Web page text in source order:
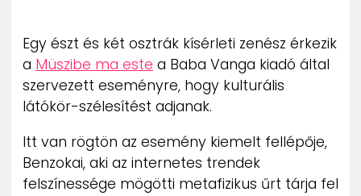
IMPRESSZUM
PR-ARCHÍVUM
ADATKEZELÉSI TÁJÉKOZTATÓ
Egy észt és két osztrák kísérleti zenész érkezik
a Müszibe ma este a Baba Vanga kiadó által
szervezett eseményre, hogy kulturális
látókör-szélesítést adjanak.
Itt van rögtön az esemény kiemelt fellépője,
Benzokai, aki az internetes trendek
felszínessége mögötti metafizikus űrt tárja fel